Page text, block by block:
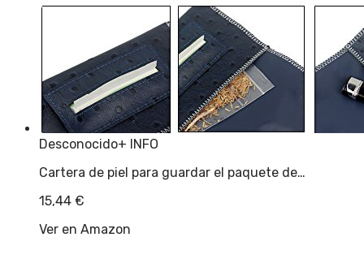
Desconocido+ INFO
Cartera de piel para guardar el paquete de…
15,44 €
Ver en Amazon